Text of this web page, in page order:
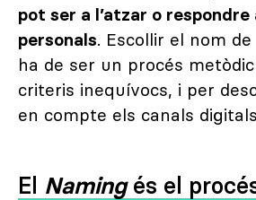
pot ser a l’atzar o
personals. Escollir el nom
ha de ser un procés
criteris inequívocs, i per
en compte els canals
El Namingés el